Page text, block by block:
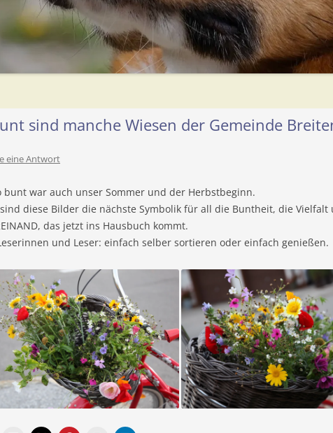
sind manche Wiesen der Gemeinde
eine Antwort
bunt war auch unser Sommer und der Herbstbeginn.
diese Bilder die nächste Symbolik für all die Buntheit, die Vielfalt
das jetzt ins Hausbuch kommt.
und Leser: einfach selber sortieren oder einfach genießen.